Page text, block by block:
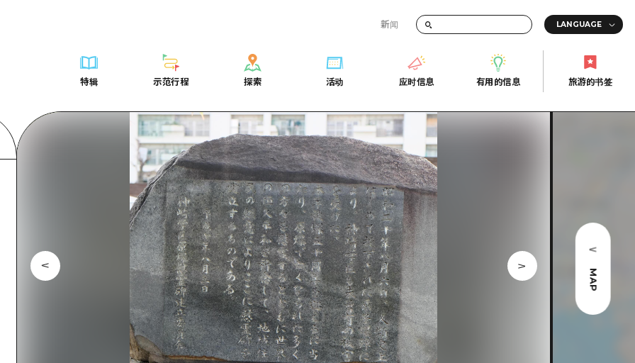
新闻
特辑
学习·体验
标准
历史·文化
治愈
自然
示范行程
Dive!Hiroshima官方向导
广岛市内
安艺
答对了
美北
艺北
宫岛周边
东山口
短途旅行
半天
一日游
1晚2天
2晚3天
探索
列表
广岛市内
安艺
答對了
美北
艺北
宫岛周边
东山口
爱媛
岛根
活动
应时信息
有用的信息
列表
访问访问
次要流量摘要
设施拥堵
超值的游览门票
行李寄存和运送服务
广岛表情周游券
广岛免费无线上网
面向外国游客的街角旅游信息中心
志愿者指南
通过视频介绍广岛县的魅力！
旅游的书签
美食·酒水
历史·文化
自然
Dive!Hiroshima官方向导
广岛随意旅行
宫岛周边
东山口
2晚3天
艺北
宫岛周边
东山口
爱媛
岛根
票
送服务
广岛免费无线上网
面向外国游客的街角旅游信息中心
通过视频介绍广岛县的魅力！
灾难发生期间的交通信息
MAP